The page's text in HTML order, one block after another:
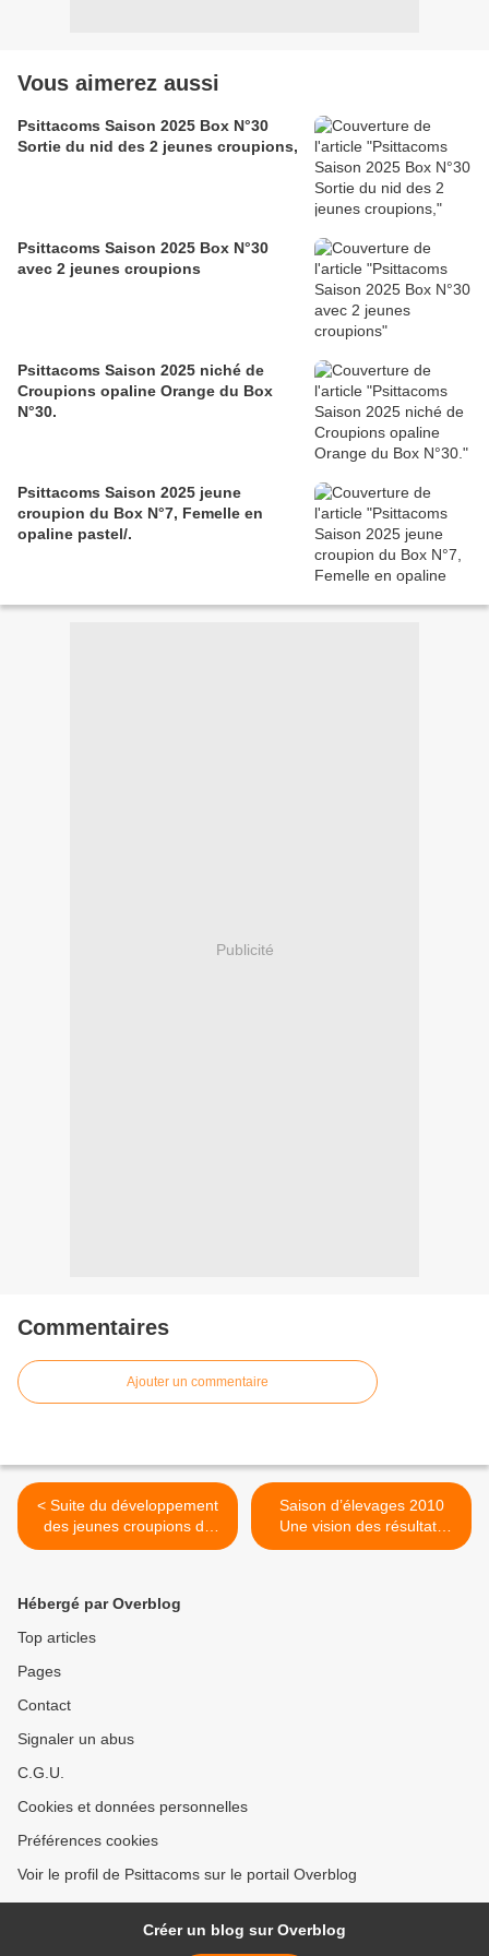
Vous aimerez aussi
Psittacoms Saison 2025 Box N°30
Sortie du nid des 2 jeunes croupions,
Psittacoms Saison 2025 Box N°30
avec 2 jeunes croupions
Psittacoms Saison 2025 niché de
Croupions opaline Orange du Box
N°30.
Psittacoms Saison 2025 jeune
croupion du Box N°7, Femelle en
opaline pastel/.
Publicité
Commentaires
Ajouter un commentaire
< Suite du développement
des jeunes croupions du
bloc N°8
Saison d’élevages 2010
Une vision des résultats
Actuels >
Hébergé par Overblog
Top articles
Pages
Contact
Signaler un abus
C.G.U.
Cookies et données personnelles
Préférences cookies
Voir le profil de Psittacoms sur le portail Overblog
Créer un blog sur Overblog